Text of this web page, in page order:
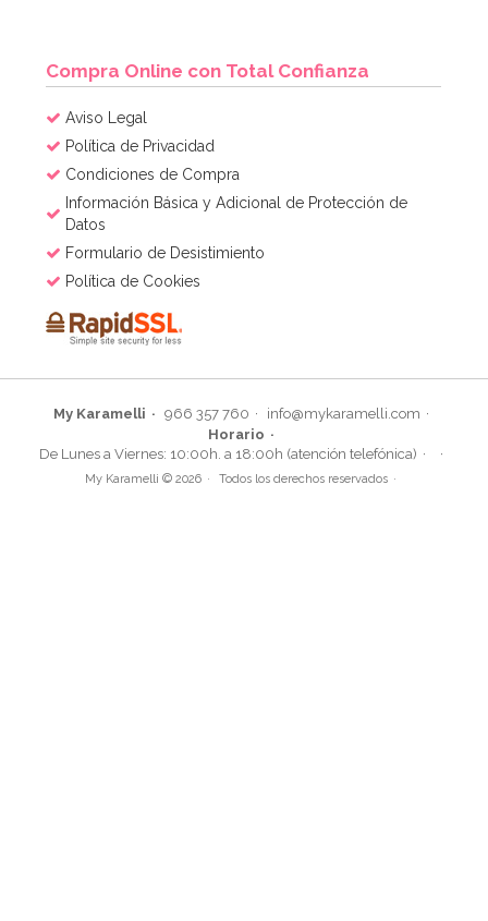
Compra Online con Total Confianza
Aviso Legal
Política de Privacidad
Condiciones de Compra
Información Básica y Adicional de Protección de
Datos
Formulario de Desistimiento
Política de Cookies
My Karamelli 966 357 760
info@mykaramelli.com
Horario
De Lunes a Viernes: 10:00h. a 18:00h (atención telefónica)
My Karamelli © 2026 Todos los derechos reservados